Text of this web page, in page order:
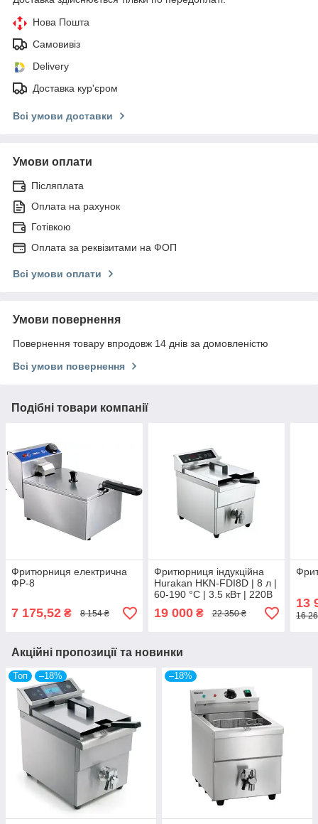
Нова Пошта
Самовивіз
Delivery
Доставка кур'єром
Всі умови доставки
Умови оплати
Післяплата
Оплата на рахунок
Готівкою
Оплата за реквізитами на ФОП
Всі умови оплати
Умови повернення
Повернення товару впродовж 14 днів за домовленістю
Всі умови повернення
Подібні товари компанії
Фритюрниця електрична
ФР-8
7 175,52 ₴ 8 154 ₴
Фритюрниця індукційна
Hurakan HKN-FDI8D | 8 л |
60-190 °C | 3.5 кВт | 220В
19 000₴ 22 350 ₴
13
16
Акційні пропозиції та новинки
Топ –18% –18%